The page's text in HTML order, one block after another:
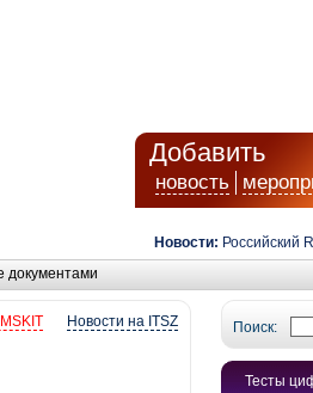
Добавить
новость
Новости: Российский RPA-
документами
Поиск:
Тесты
Новости на ITSZ